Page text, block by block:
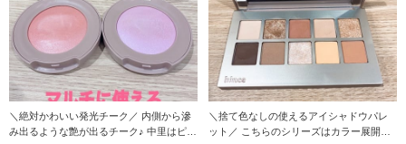
＼絶対かわいい発光チーク／ 内側から滲
み出るような艶が出るチーク♪ 中里はピン
＼捨て色なしの使えるアイシャドウパレ
ット／ こちらのシリーズはカラー展開が